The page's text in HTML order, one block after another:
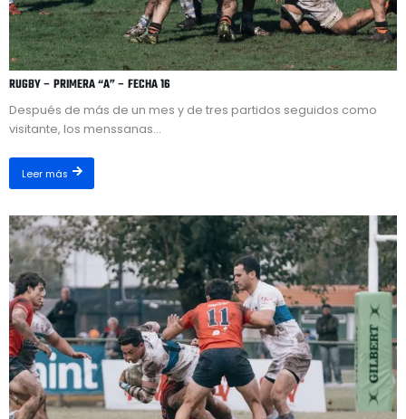
RUGBY – PRIMERA “A” – FECHA 16
Después de más de un mes y de tres partidos seguidos como
visitante, los menssanas...
Leer más